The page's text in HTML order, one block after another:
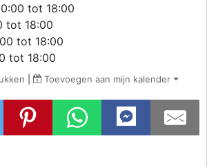
tot 18:00
tot 18:00
tot 18:00
tot 18:00
| Toevoegen aan mijn kalender